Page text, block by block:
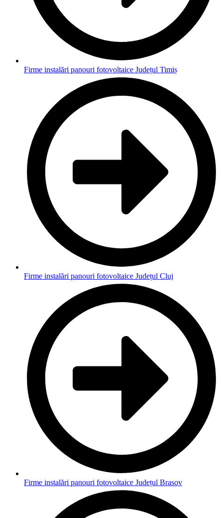
Firme instalări panouri fotovoltaice Județul Timiș
Firme instalări panouri fotovoltaice Județul Cluj
Firme instalări panouri fotovoltaice Județul Brasov